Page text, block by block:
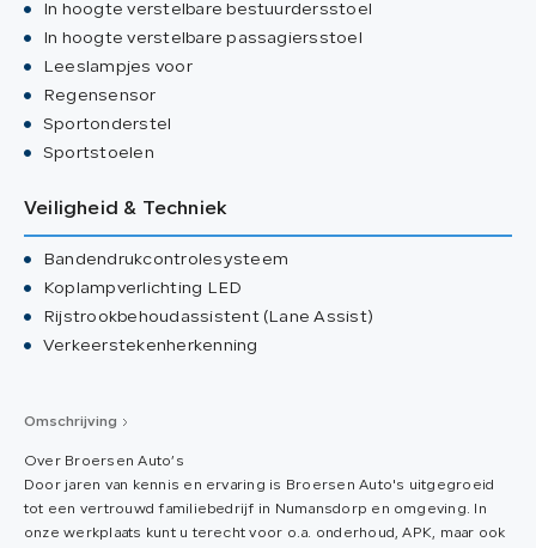
In hoogte verstelbare bestuurdersstoel
In hoogte verstelbare passagiersstoel
Leeslampjes voor
Regensensor
Sportonderstel
Sportstoelen
Veiligheid & Techniek
Bandendrukcontrolesysteem
Koplampverlichting LED
Rijstrookbehoudassistent (Lane Assist)
Verkeerstekenherkenning
Omschrijving
Over Broersen Auto’s
Door jaren van kennis en ervaring is Broersen Auto's uitgegroeid
tot een vertrouwd familiebedrijf in Numansdorp en omgeving. In
onze werkplaats kunt u terecht voor o.a. onderhoud, APK, maar ook